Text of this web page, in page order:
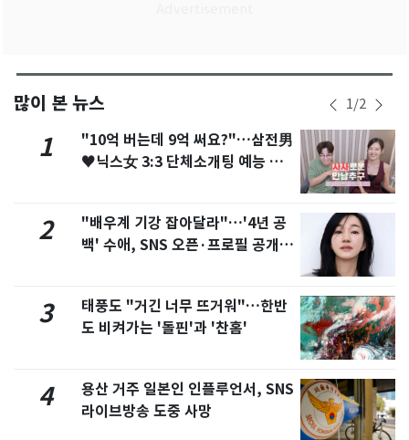
많이 본 뉴스 1/2
1
"10억 버는데 9억 써요?"…삼전男
♥닉스女 3:3 단체소개팅 예능 화
2
"배우계 기강 잡아달라"…'4년 공
백' 수애, SNS 오픈·프로필 공개
3
태풍도 "거긴 너무 뜨거워"…한반
도 비켜가는 '돌핀'과 '찬홈'
4
용산 거주 일본인 인플루언서, SNS
라이브방송 도중 사망